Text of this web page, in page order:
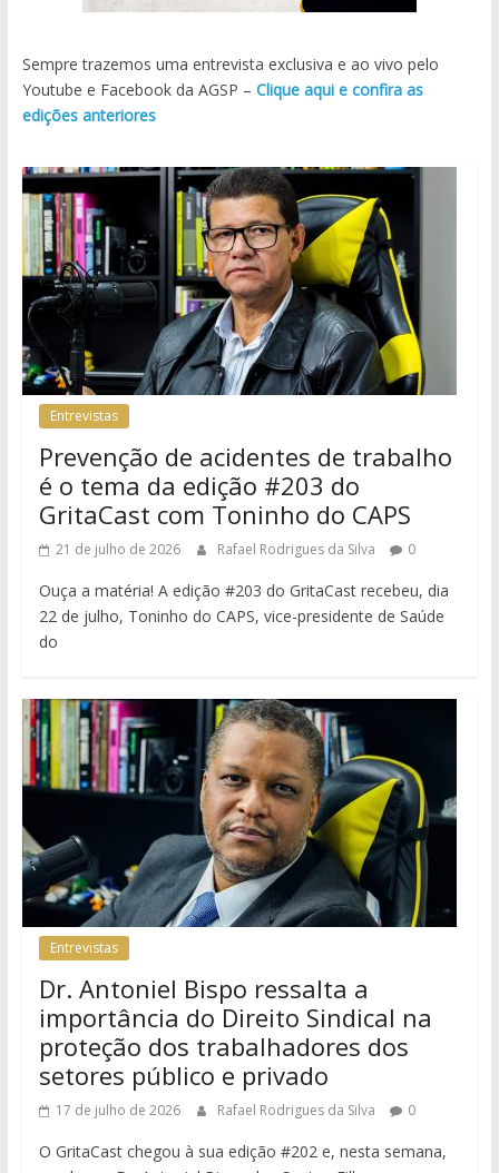
Sempre trazemos uma entrevista exclusiva e ao vivo pelo
Youtube e Facebook da AGSP – Clique aqui e confira as
edições anteriores
Entrevistas
Prevenção de acidentes de trabalho
é o tema da edição #203 do
GritaCast com Toninho do CAPS
21 de julho de 2026 Rafael Rodrigues da Silva 0
Ouça a matéria! A edição #203 do GritaCast recebeu, dia
22 de julho, Toninho do CAPS, vice-presidente de Saúde
do
Entrevistas
Dr. Antoniel Bispo ressalta a
importância do Direito Sindical na
proteção dos trabalhadores dos
setores público e privado
17 de julho de 2026 Rafael Rodrigues da Silva 0
O GritaCast chegou à sua edição #202 e, nesta semana,